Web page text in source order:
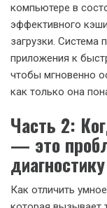
компьютере в
эффективного
загрузки. Система
приложения к
чтобы мгновенно
как только она
Часть 2:
— это
диагностику
Как отличить